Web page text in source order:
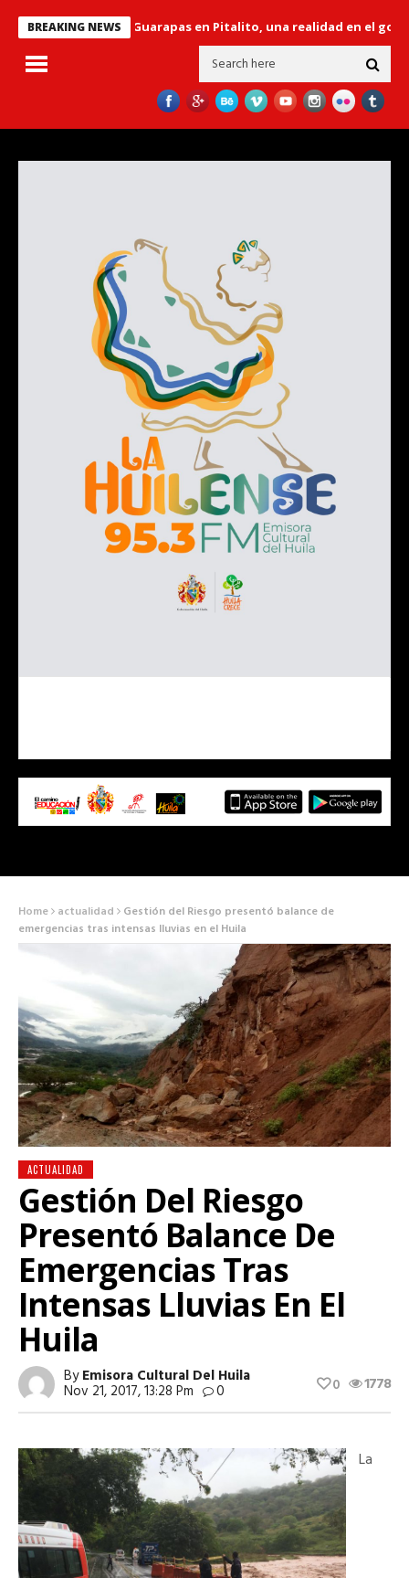
BREAKING NEWS
sobre el río Guarapas en Pitalito, una realidad en el gobierno
Home actualidad Gestión del Riesgo presentó balance de
emergencias tras intensas lluvias en el Huila
ACTUALIDAD
Gestión Del Riesgo
Presentó Balance De
Emergencias Tras
Intensas Lluvias En El
Huila
ByEmisora Cultural Del Huila
Nov 21, 2017, 13:28 Pm 0 1778
0
La